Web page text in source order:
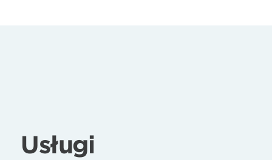
Usługi